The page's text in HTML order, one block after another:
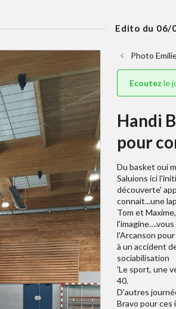
Edito du 06/
Photo
Ecoutez le
Handi
pour
Du basket oui
Saluions ici
découverte'
connait...une
Tom et
l'Arcanson
à un accident
sociabilisation
'Le sport, une
40.
D’autres
Bravo pour